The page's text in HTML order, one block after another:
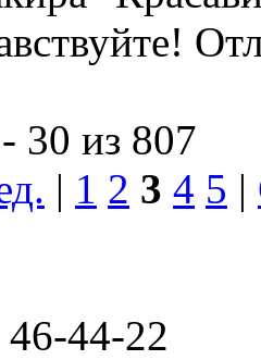
30 из 807
| 1 2 3 4 5 |
44-22